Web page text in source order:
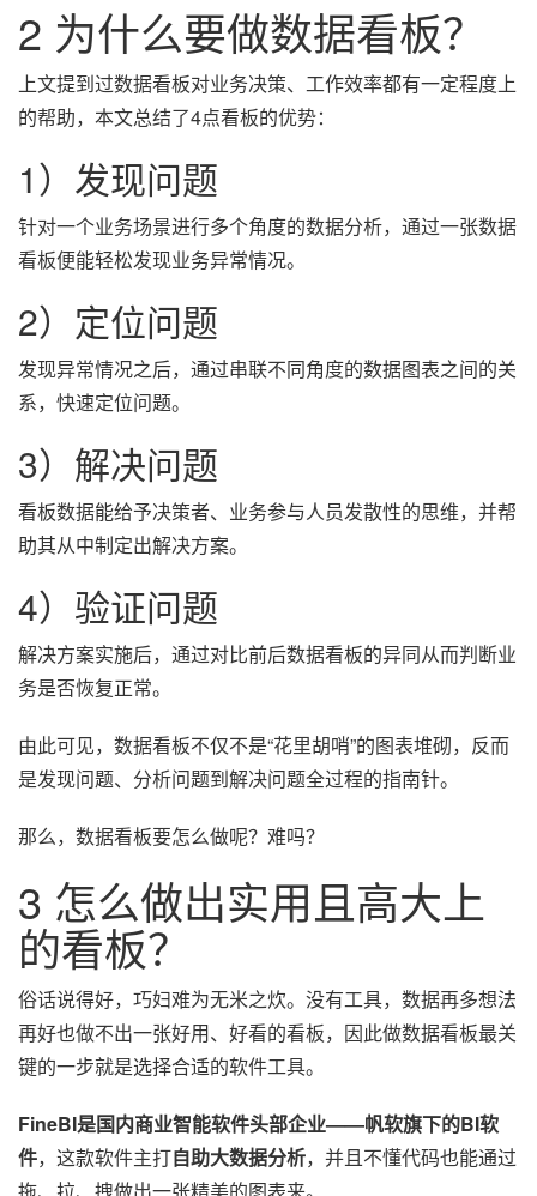
2 为什么要做数据看板？
上文提到过数据看板对业务决策、工作效率都有一定程度上
的帮助，本文总结了4点看板的优势：
1）发现问题
针对一个业务场景进行多个角度的数据分析，通过一张数据
看板便能轻松发现业务异常情况。
2）定位问题
发现异常情况之后，通过串联不同角度的数据图表之间的关
系，快速定位问题。
3）解决问题
看板数据能给予决策者、业务参与人员发散性的思维，并帮
助其从中制定出解决方案。
4）验证问题
解决方案实施后，通过对比前后数据看板的异同从而判断业
务是否恢复正常。
由此可见，数据看板不仅不是“花里胡哨”的图表堆砌，反而
是发现问题、分析问题到解决问题全过程的指南针。
那么，数据看板要怎么做呢？难吗？
3 怎么做出实用且高大上
的看板？
俗话说得好，巧妇难为无米之炊。没有工具，数据再多想法
再好也做不出一张好用、好看的看板，因此做数据看板最关
键的一步就是选择合适的软件工具。
FineBI是国内商业智能软件头部企业——帆软旗下的BI软
件，这款软件主打自助大数据分析，并且不懂代码也能通过